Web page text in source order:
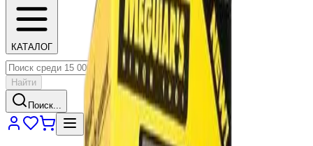
КАТАЛОГ
Найти
Поиск...